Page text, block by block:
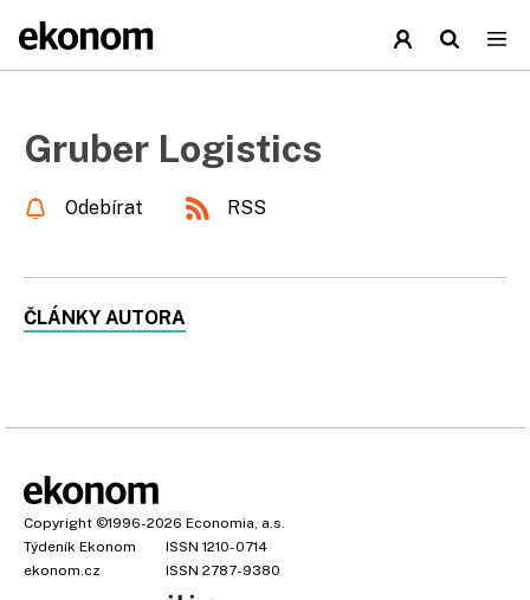
Gruber Logistics
Odebírat RSS
ČLÁNKY AUTORA
Copyright ©1996-2026 Economia, a.s.
Týdeník Ekonom
ISSN 1210-0714
ekonom.cz
ISSN 2787-9380